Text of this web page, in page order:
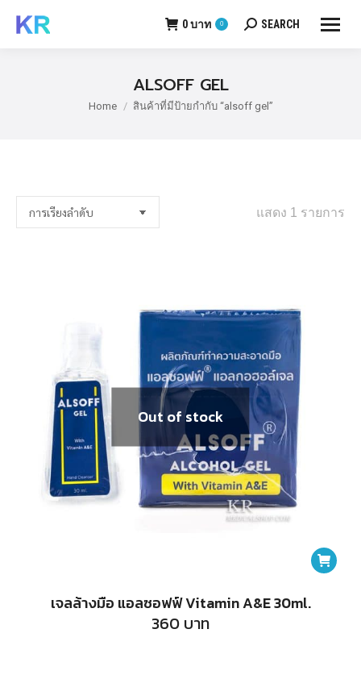
0บาท 0 Search:
SEARCH
ALSOFF GEL
You are here:
Home สินค้าที่มีป้ายกำกับ “alsoff gel”
แสดง 1 รายการ
Out of stock
เจลล้างมือ แอลซอฟฟ์ Vitamin A&E 30ml.
360 บาท